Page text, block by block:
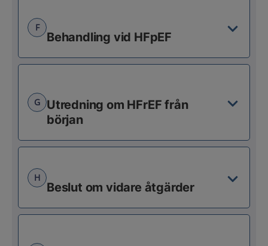
F
Behandling vid HFpEF
G
Utredning om HFrEF från
början
H
Beslut om vidare åtgärder